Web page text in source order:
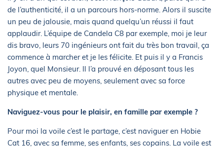
de l’authenticité, il a un parcours hors-norme. Alors il suscite
un peu de jalousie, mais quand quelqu’un réussi il faut
applaudir. L’équipe de Candela C8 par exemple, moi je leur
dis bravo, leurs 70 ingénieurs ont fait du très bon travail, ça
commence à marcher et je les félicite. Et puis il y a Francis
Joyon, quel Monsieur. Il l’a prouvé en déposant tous les
autres avec peu de moyens, seulement avec sa force
physique et mentale.
Naviguez-vous pour le plaisir, en famille par exemple ?
Pour moi la voile c’est le partage, c’est naviguer en Hobie
Cat 16, avec sa femme, ses enfants, ses copains. La voile est